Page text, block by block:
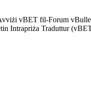
vBET fil-Forum
Intrapriża Traduttur